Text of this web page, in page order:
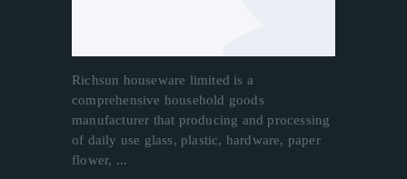
Richsun houseware limited is a
comprehensive household goods
manufacturer that producing and processing
of daily use glass, plastic, hardware, paper
flower, ...